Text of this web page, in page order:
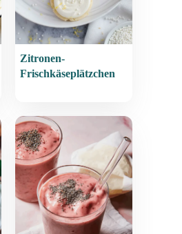
Zitronen-
Frischkäseplätzchen